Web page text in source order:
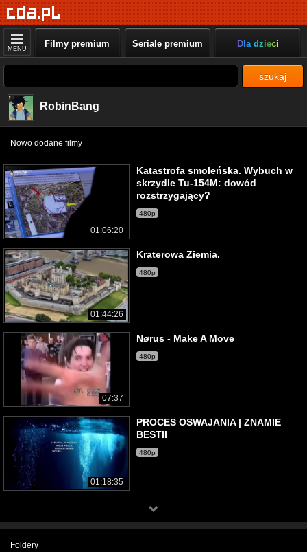
MENU Filmy premium Seriale premium Dla dzieci
szukaj
RobinBang
Nowo dodane filmy
01:06:20
Katastrofa smoleńska. Wybuch w
skrzydle Tu-154M: dowód
rozstrzygający?
480p
01:44:26
Kraterowa Ziemia.
480p
07:37
Nørus - Make A Move
480p
01:18:35
PROCES OSWAJANIA | ZNAMIE
BESTII
480p
Foldery